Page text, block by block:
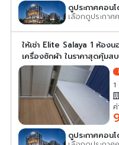
ดูประกาศคอน
เลือกดูประกาศ
ให้เช่า Elite Salaya 1 ห้อง
เครื่องซักผ้า ในราคาสุดคุ้มส
ดูประกาศคอน